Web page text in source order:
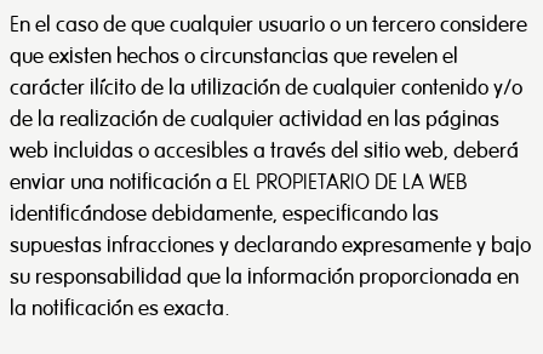
En el caso de que cualquier usuario o un tercero considere
que existen hechos o circunstancias que revelen el
carácter ilícito de la utilización de cualquier contenido y/o
de la realización de cualquier actividad en las páginas
web incluidas o accesibles a través del sitio web, deberá
enviar una notificación a EL PROPIETARIO DE LA WEB
identificándose debidamente, especificando las
supuestas infracciones y declarando expresamente y bajo
su responsabilidad que la información proporcionada en
la notificación es exacta.